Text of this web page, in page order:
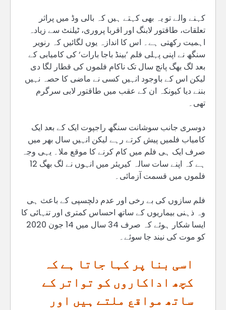
کہنے والے تو یہ بھی کہتے ہیں کہ بالی وڈ میں پراثر
تعلقات، طاقتور لابنگ اور اقربا پروری، ٹیلنٹ سے زیادہ
اہمیت رکھتی ہے۔ اس کا اندازہ یوں لگائیں کہ رنویر
سنگھ نے اپنی پہلی فلم ’بینڈ باجا بارات‘ کی کامیابی کے
بعد لگ بھگ پانچ سال تک ناکام فلموں کی قطار لگا دی
لیکن اس کے باوجود انہیں کسی نے ماضی کا حصہ نہیں
بننے دیا کیونکہ ان کے عقب میں طاقتور لابی سرگرم
تھی۔
دوسری جانب سوشانت سنگھ راجپوت ایک کے بعد ایک
کامیاب فلمیں پیش کرتے رہے لیکن انہیں سال بھر میں
صرف ایک ہی فلم میں کام کرنے کا موقع ملا۔ یہی وجہ
ہے کہ اپنے سات سالہ کیریئر میں انہوں نے لگ بھگ 12
فلموں میں قسمت آزمائی۔
فلم سازوں کی بے رخی اور عدم دلچسپی کے باعث ہی
وہ ذہنی بیماریوں کے ساتھ احساس کمتری اور تنہائی کا
ایسا شکار ہوئے کہ صرف 34 سال میں 14 جون 2020
کو موت کی نیند جا سوئے۔
اسی بنا پر کہا جاتا ہے کہ
کچھ اداکاروں کو تواتر کے
ساتھ مواقع ملتے ہیں اور